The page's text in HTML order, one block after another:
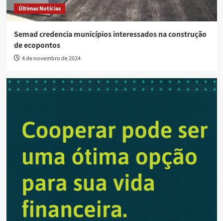
Últimas Notícias
Semad credencia municípios interessados na construção
de ecopontos
4 de novembro de 2024